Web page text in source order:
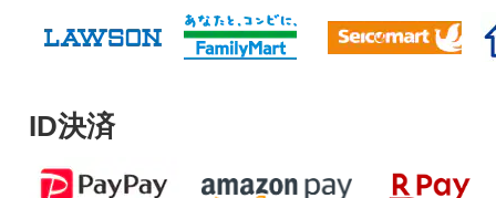
ID決済